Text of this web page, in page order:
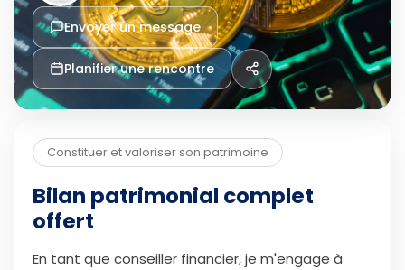
Envoyer un message
Planifier une rencontre
Constituer et valoriser son patrimoine
Bilan patrimonial complet
offert
En tant que conseiller financier, je m'engage à